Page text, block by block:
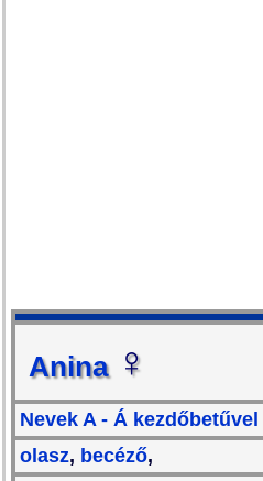
Anina ♀
Nevek A - Á kezdőbetűvel
olasz, becéző,